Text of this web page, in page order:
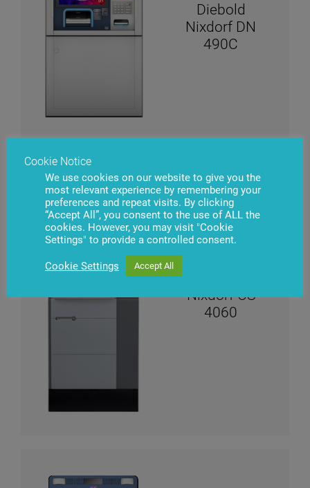
Diebold
Nixdorf DN
490C
Nixdorf CS
4060
Cookie Notice
We use cookies on our website to give you the
most relevant experience by remembering your
preferences and repeat visits. By clicking
“Accept All”, you consent to the use of ALL the
cookies. However, you may visit "Cookie
Settings" to provide a controlled consent.
Cookie Settings Accept All